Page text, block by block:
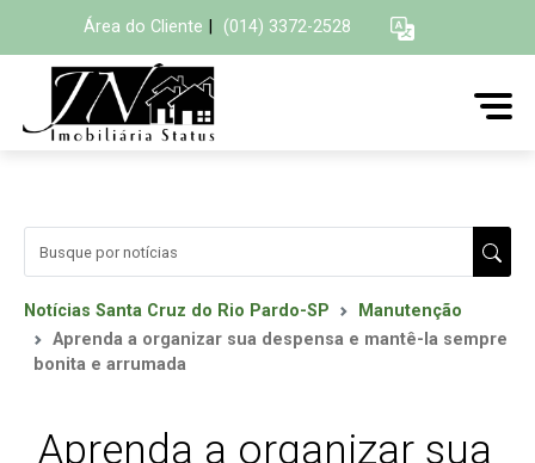
Área do Cliente (014) 3372-2528
Notícias Santa Cruz do Rio Pardo-SP
Manutenção
Aprenda a organizar sua despensa e mantê-la sempre
bonita e arrumada
Aprenda a organizar sua